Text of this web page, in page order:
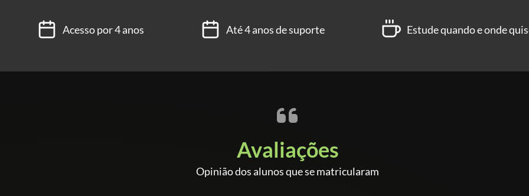
Acesso por 4 anos Até 4 anos de suporte Estude quando e onde
Avaliações
Opinião dos alunos que se matricularam